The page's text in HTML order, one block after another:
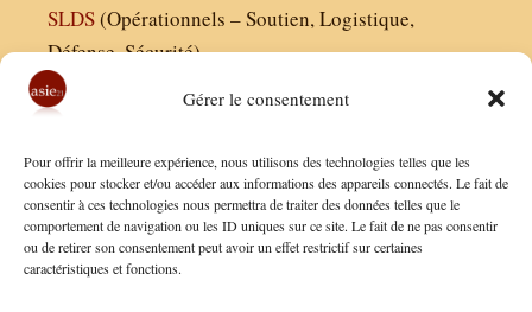
Gérer le consentement
Pour offrir la meilleure expérience, nous utilisons des technologies telles que les
cookies pour stocker et/ou accéder aux informations des appareils connectés. Le fait de
consentir à ces technologies nous permettra de traiter des données telles que le
comportement de navigation ou les ID uniques sur ce site. Le fait de ne pas consentir
ou de retirer son consentement peut avoir un effet restrictif sur certaines
caractéristiques et fonctions.
SLDS(Opérationnels – Soutien, Logistique,
Défense, Sécurité)
Finaldées EURL
Siège social : 13 avenue Boudon, 75016, Paris
Nous contacter